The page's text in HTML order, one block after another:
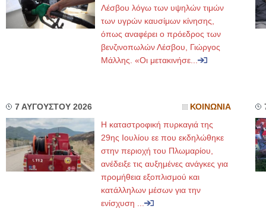
Λέσβου λόγω των υψηλών τιμών
των υγρών καυσίμων κίνησης,
όπως αναφέρει ο πρόεδρος των
βενζινοπωλών Λέσβου, Γιώργος
Μάλλης. «Οι μετακινήσε...
7 ΑΥΓΟΥΣΤΟΥ 2026 ΚΟΙΝΩΝΙΑ
Η καταστροφική πυρκαγιά της
29ης Ιουλίου εε που εκδηλώθηκε
στην περιοχή του Πλωμαρίου,
ανέδειξε τις αυξημένες ανάγκες για
προμήθεια εξοπλισμού και
κατάλληλων μέσων για την
ενίσχυση ...